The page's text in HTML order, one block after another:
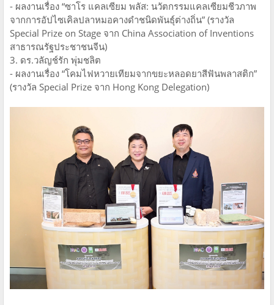
- ผลงานเรื่อง “ซาโร แคลเซียม พลัส: นวัตกรรมแคลเซียมชีวภาพ
จากการอัปไซเคิลปลาหมอคางดำชนิดพันธุ์ต่างถิ่น” (รางวัล
Special Prize on Stage จาก China Association of Inventions
สาธารณรัฐประชาชนจีน)
3. ดร.วลัญช์รัก พุ่มชลิต
- ผลงานเรื่อง “โคมไฟหวายเทียมจากขยะหลอดยาสีฟันพลาสติก”
(รางวัล Special Prize จาก Hong Kong Delegation)